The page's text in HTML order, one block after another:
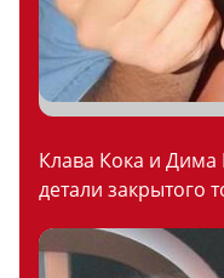
Клава Кока и
детали закрытого